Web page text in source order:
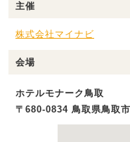
主催
株式会社マイナビ
会場
ホテルモナーク鳥取
〒680-0834 鳥取県鳥取